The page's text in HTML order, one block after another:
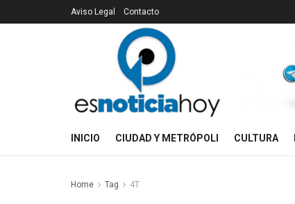
Aviso Legal Contacto
INICIO CIUDAD Y METRÓPOLI CULTURA
Home Tag 4T